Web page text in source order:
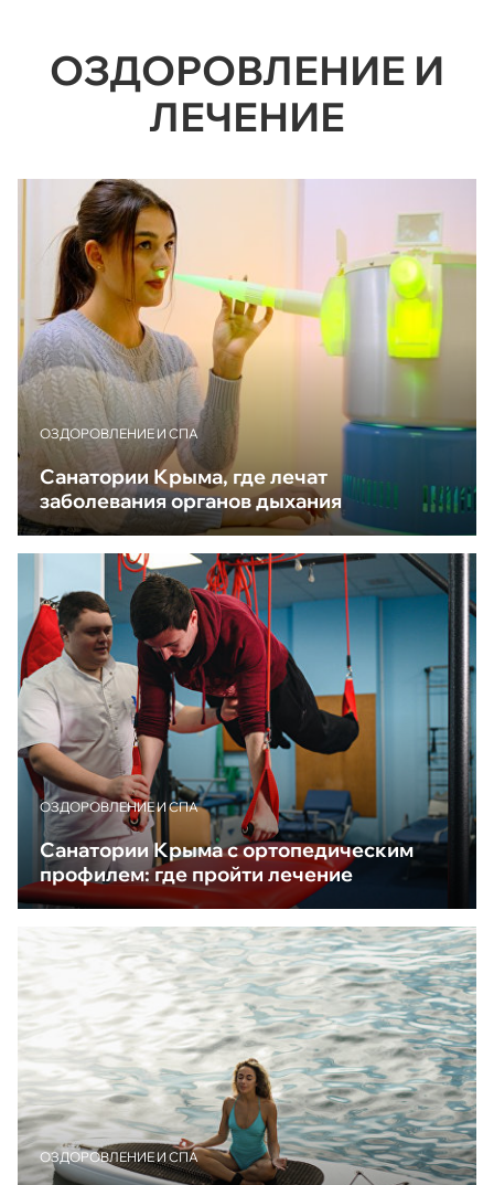
ОЗДОРОВЛЕНИЕ И
ЛЕЧЕНИЕ
ОЗДОРОВЛЕНИЕ И СПА
Санатории Крыма, где лечат
заболевания органов дыхания
ОЗДОРОВЛЕНИЕ И СПА
Санатории Крыма с ортопедическим
профилем: где пройти лечение
ОЗДОРОВЛЕНИЕ И СПА